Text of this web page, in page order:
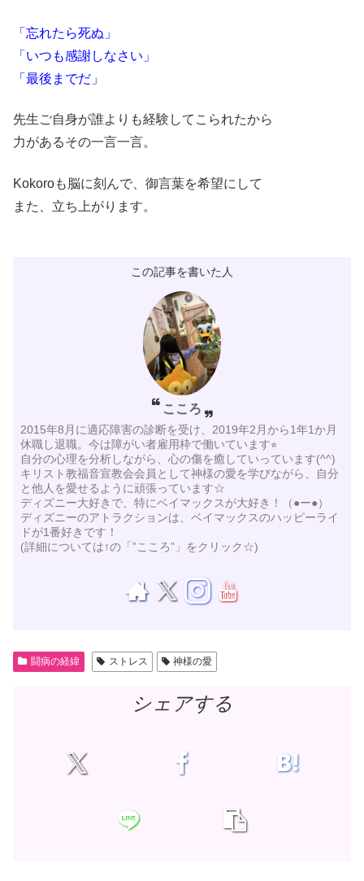
「忘れたら死ぬ」
「いつも感謝しなさい」
「最後までだ」
先生ご自身が誰よりも経験してこられたから
力があるその一言一言。
Kokoroも脳に刻んで、御言葉を希望にして
また、立ち上がります。
この記事を書いた人
こころ
2015年8月に適応障害の診断を受け、2019年2月から1年1か月
休職し退職。今は障がい者雇用枠で働いています⭐︎
自分の心理を分析しながら、心の傷を癒していっています(^^)
キリスト教福音宣教会会員として神様の愛を学びながら、自分
と他人を愛せるように頑張っています☆
ディズニー大好きで、特にベイマックスが大好き！（●ー●）
ディズニーのアトラクションは、ベイマックスのハッピーライ
ドが1番好きです！
(詳細については↑の「”こころ”」をクリック☆)
闘病の経緯 ストレス 神様の愛
シェアする